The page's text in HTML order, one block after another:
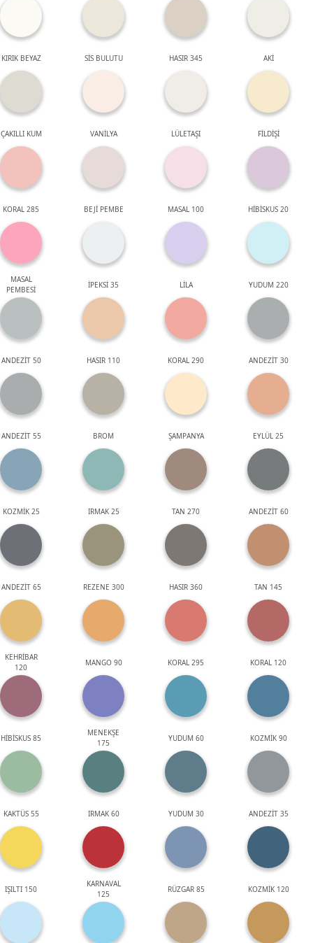
KIRIK BEYAZ SİS BULUTU HASIR 345 AKİ
ÇAKILLI KUM VANİLYA LÜLETAŞI FİLDİŞİ
KORAL 285 BEJİ PEMBE MASAL 100 HİBİSKUS 20
MASAL
PEMBESİ
İPEKSİ 35 LİLA YUDUM 220
ANDEZİT 50 HASIR 110 KORAL 290 ANDEZİT 30
ANDEZİT 55 BROM ŞAMPANYA EYLÜL 25
KOZMİK 25 IRMAK 25 TAN 270 ANDEZİT 60
ANDEZİT 65 REZENE 300 HASIR 360 TAN 145
KEHRİBAR
120
MANGO 90 KORAL 295 KORAL 120
HİBİSKUS 85
MENEKŞE
175
YUDUM 60 KOZMİK 90
KAKTÜS 55 IRMAK 60 YUDUM 30 ANDEZİT 35
IŞILTI 150
KARNAVAL
125
RÜZGAR 85 KOZMİK 120